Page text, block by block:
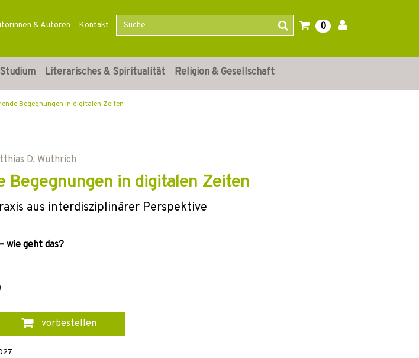
& Autoren Kontakt 0
Literarisches & Spiritualität Religion & Gesellschaft
Begegnungen in digitalen Zeiten
D. Wüthrich
Begegnungen in digitalen Zeiten
aus interdisziplinärer Perspektive
wie geht das?
vorbestellen